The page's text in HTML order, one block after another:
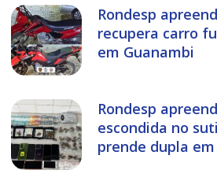
Rondesp
recupera carro
em Guanambi
Rondesp
escondida no
prende dupla